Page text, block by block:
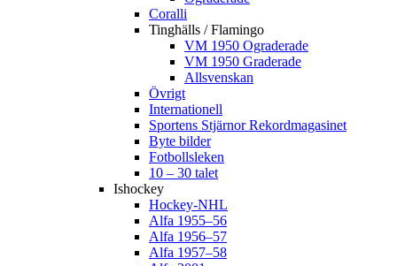
Coralli
Tinghälls / Flamingo
VM 1950 Ograderade
VM 1950 Graderade
Allsvenskan
Övrigt
Internationell
Sportens Stjärnor Rekordmagasinet
Byte bilder
Fotbollsleken
10 – 30 talet
Ishockey
Hockey-NHL
Alfa 1955–56
Alfa 1956–57
Alfa 1957–58